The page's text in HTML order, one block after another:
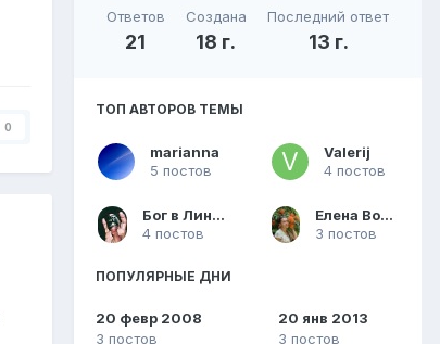
0
Ответов
21
Создана
18 г.
Последний ответ
13 г.
ТОП АВТОРОВ ТЕМЫ
marianna
5 постов
Valerij
4 постов
Бог в Лингаме
4 постов
Елена Волкова
3 постов
ПОПУЛЯРНЫЕ ДНИ
20 февр 2008
3 постов
20 янв 2013
3 постов